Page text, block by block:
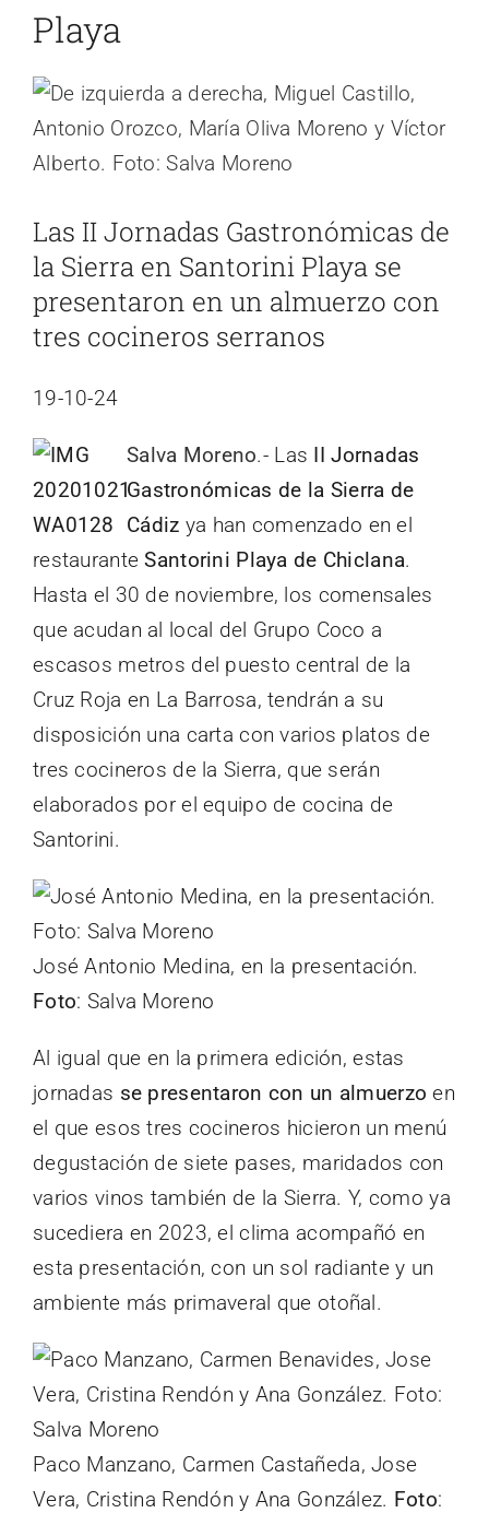
Playa
Ver
imagen
más
Las II Jornadas Gastronómicas de
la Sierra en Santorini Playa se
presentaron en un almuerzo con
tres cocineros serranos
19-10-24
Salva Moreno.- Las II Jornadas
Gastronómicas de la Sierra de
Cádiz ya han comenzado en el
restauranteSantorini Playa de Chiclana.
Hasta el 30 de noviembre, los comensales
que acudan al local del Grupo Coco a
escasos metros del puesto central de la
Cruz Roja en La Barrosa, tendrán a su
disposición una carta con varios platos de
tres cocineros de la Sierra, que serán
elaborados por el equipo de cocina de
Santorini.
José Antonio Medina, en la presentación.
Foto: Salva Moreno
Al igual que en la primera edición, estas
jornadas se presentaron con un almuerzo en
el que esos tres cocineros hicieron un menú
degustación de siete pases, maridados con
varios vinos también de la Sierra. Y, como ya
sucediera en 2023, el clima acompañó en
esta presentación, con un sol radiante y un
ambiente más primaveral que otoñal.
Paco Manzano, Carmen Castañeda, Jose
Vera, Cristina Rendón y Ana González. Foto: